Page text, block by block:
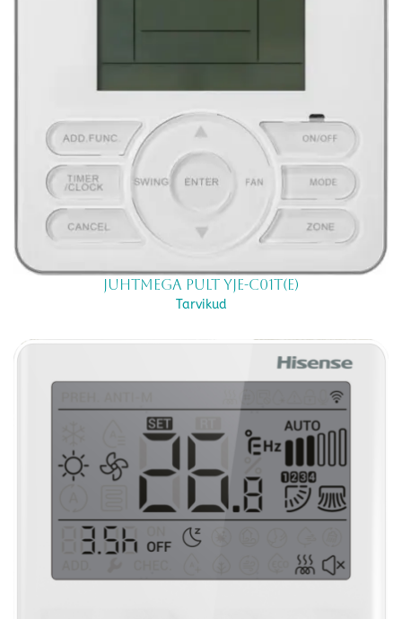
Juhtmega pult YJE-C01T(E)
Tarvikud